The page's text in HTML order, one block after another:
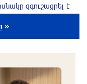
զգուշացրել է
մասին
դաշինք
»